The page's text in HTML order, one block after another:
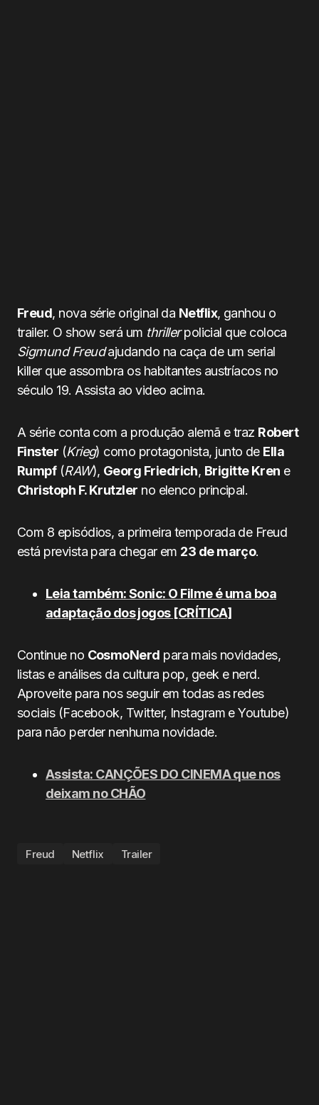
Freud, nova série original da Netflix, ganhou o
trailer. O show será um thrillerpolicial que coloca
Sigmund Freudajudando na caça de um serial
killer que assombra os habitantes austríacos no
século 19. Assista ao video acima.
A série conta com a produção alemã e traz Robert
Finster (Krieg) como protagonista, junto de Ella
Rumpf(RAW), Georg Friedrich, Brigitte Kren e
Christoph F. Krutzler no elenco principal.
Com 8 episódios, a primeira temporada de Freud
está prevista para chegar em 23 de março.
Leia também: Sonic: O Filme é uma boa
adaptação dos jogos [CRÍTICA]
Continue no CosmoNerd para mais novidades,
listas e análises da cultura pop, geek e nerd.
Aproveite para nos seguir em todas as redes
sociais (Facebook, Twitter, Instagram e Youtube)
para não perder nenhuma novidade.
Assista: CANÇÕES DO CINEMA que nos
deixam no CHÃO
Freud Netflix Trailer